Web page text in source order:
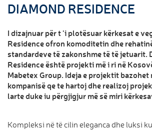
DIAMOND RESIDENCE
I dizajnuar për t ’i plotësuar kërkesat e
Residence ofron komoditetin dhe
standardeve të zakonshme të të jetuarit.
Residence është projekti më i ri në
Mabetex Group. Ideja e projektit bazohet
kompanisë qe te hartoj dhe realizoj
larte duke iu përgjigjur më së miri
Kompleksi në të cilin eleganca dhe luksi